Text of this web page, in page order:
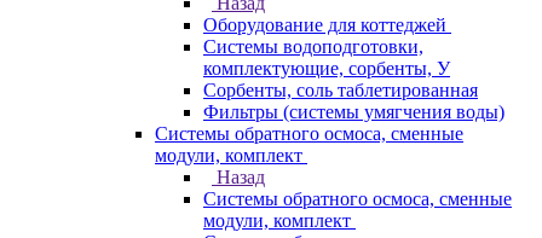
Оборудование для коттеджей
Системы водоподготовки,
комплектующие, сорбенты, У
Сорбенты, соль таблетированная
Фильтры (системы умягчения воды)
Системы обратного осмоса, сменные
модули, комплект
Назад
Системы обратного осмоса, сменные
модули, комплект